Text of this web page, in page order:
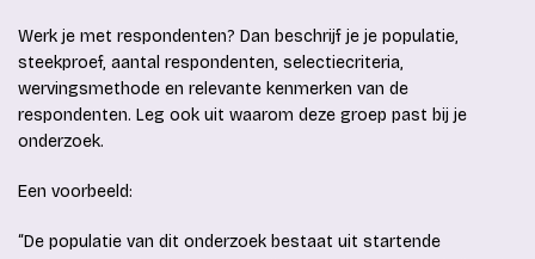
Werk je met respondenten? Dan beschrijf je je populatie,
steekproef, aantal respondenten, selectiecriteria,
wervingsmethode en relevante kenmerken van de
respondenten. Leg ook uit waarom deze groep past bij je
onderzoek.
Een voorbeeld:
“De populatie van dit onderzoek bestaat uit startende